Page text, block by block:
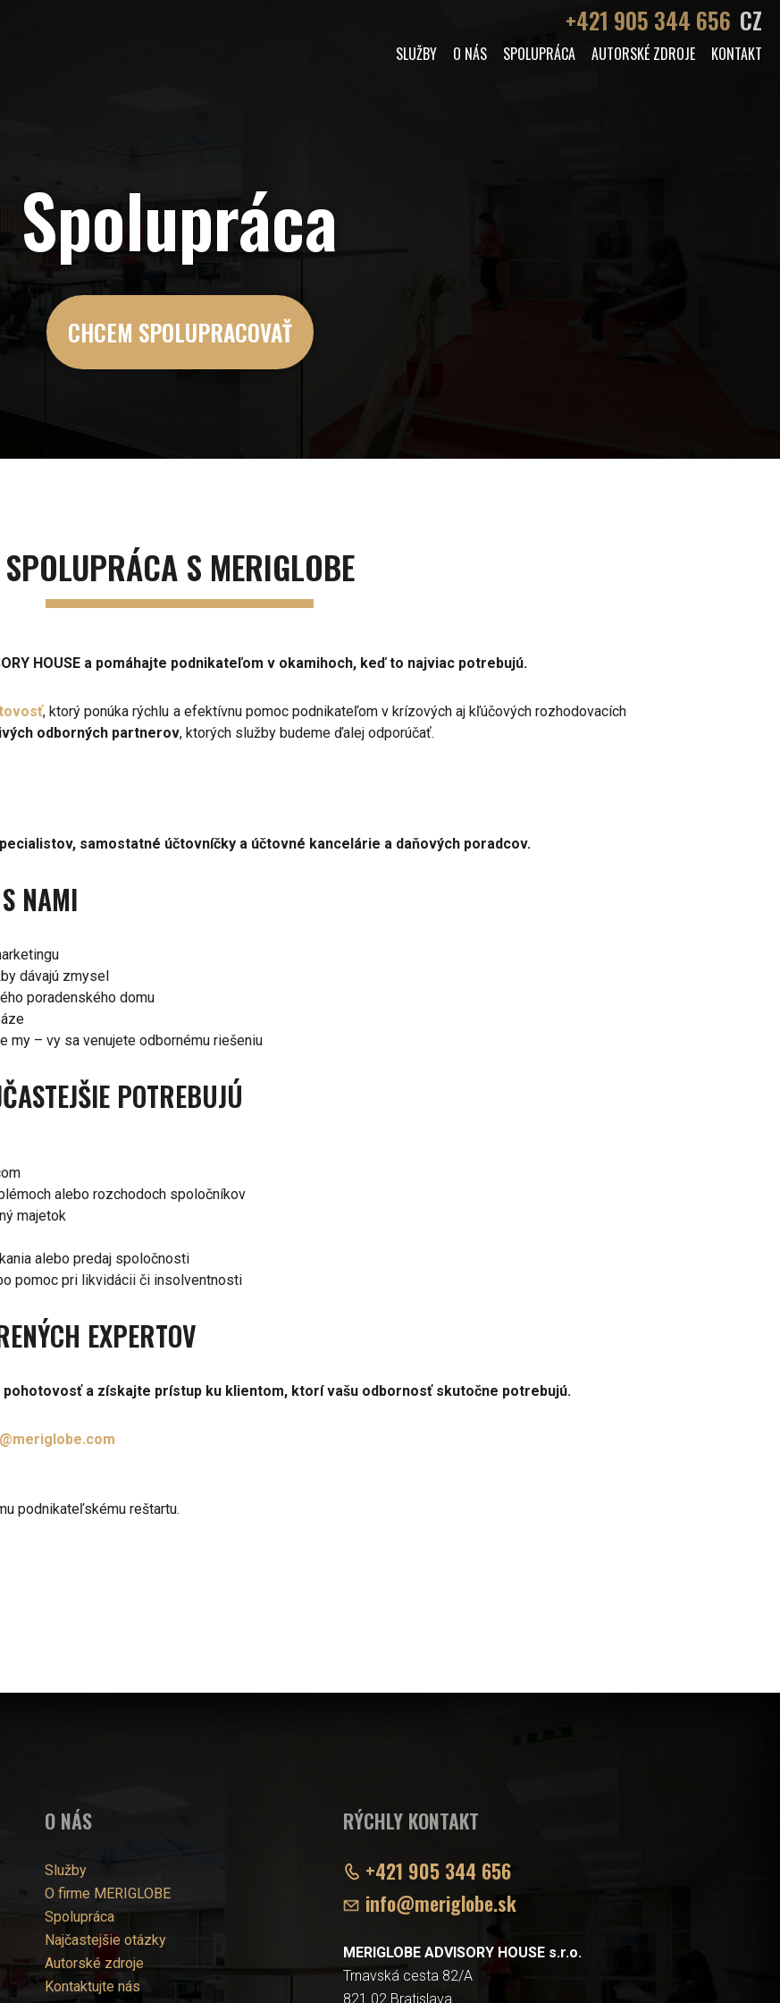
+421 905 344 656 CZ
SLUŽBY O NÁS SPOLUPRÁCA AUTORSKÉ ZDROJE KONTAKT
Spolupráca
CHCEM SPOLUPRACOVAŤ
SPOLUPRÁCA S MERIGLOBE
HOUSE a pomáhajte podnikateľom v okamihoch, keď to najviac potrebujú.
, ktorý ponúka rýchlu a efektívnu pomoc podnikateľom v krízových aj kľúčových rozhodovacích
odborných partnerov, ktorých služby budeme ďalej odporúčať.
samostatné účtovníčky a účtovné kancelárie a daňových poradcov.
NAMI
dávajú zmysel
poradenského domu
my – vy sa venujete odbornému riešeniu
POTREBUJÚ
alebo rozchodoch spoločníkov
majetok
alebo predaj spoločnosti
pomoc pri likvidácii či insolventnosti
EXPERTOV
a získajte prístup ku klientom, ktorí vašu odbornosť skutočne potrebujú.
podnikateľskému reštartu.
O NÁS
Služby
O firme MERIGLOBE
Spolupráca
Najčastejšie otázky
Autorské zdroje
Kontaktujte nás
RÝCHLY KONTAKT
+421 905 344 656
info@meriglobe.sk
MERIGLOBE ADVISORY HOUSE s.r.o.
Trnavská cesta 82/A
821 02 Bratislava